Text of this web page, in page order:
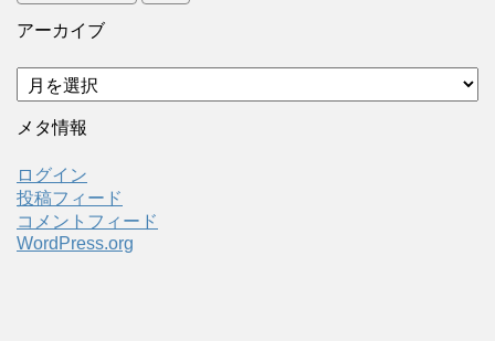
アーカイブ
ア
ー
カ
ブ
メタ情報
ログイン
投稿フィード
コメントフィード
WordPress.org